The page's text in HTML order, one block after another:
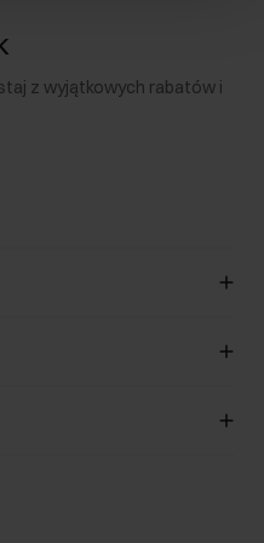
z wyjątkowych rabatów i